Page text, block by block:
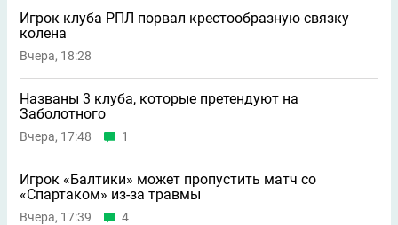
Игрок клуба РПЛ порвал крестообразную связку
колена
Вчера, 18:28
Названы 3 клуба, которые претендуют на
Заболотного
Вчера, 17:48 1
Игрок «Балтики» может пропустить матч со
«Спартаком» из-за травмы
Вчера, 17:39 4